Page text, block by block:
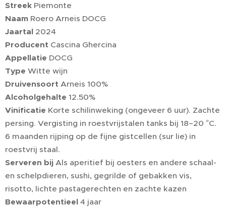
Streek Piemonte
Naam Roero Arneis DOCG
Jaartal 2024
Producent Cascina Ghercina
Appellatie DOCG
Type Witte wijn
Druivensoort Arneis 100%
Alcoholgehalte 12.50%
Vinificatie Korte schilinweking (ongeveer 6 uur). Zachte
persing. Vergisting in roestvrijstalen tanks bij 18–20 °C.
6 maanden rijping op de fijne gistcellen (sur lie) in
roestvrij staal.
Serveren bij Als aperitief bij oesters en andere schaal-
en schelpdieren, sushi, gegrilde of gebakken vis,
risotto, lichte pastagerechten en zachte kazen
Bewaarpotentieel 4 jaar